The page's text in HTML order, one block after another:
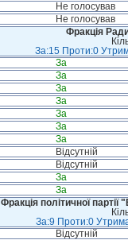
Не голосував
Не голосував
Фракція
За:15 Проти:0
За
За
За
За
За
За
За
Відсутній
Відсутній
За
За
Фракція політичної
За:9 Проти:0
Відсутній